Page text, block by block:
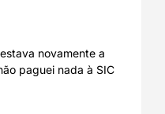
novamente a
paguei nada à SIC